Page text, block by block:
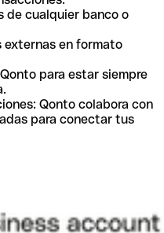
de cualquier banco o
externas en formato
para estar siempre
Qonto colabora con
para conectar tus